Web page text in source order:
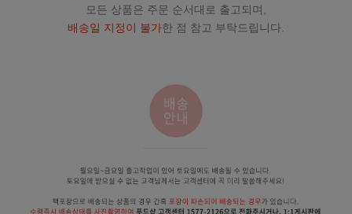
모든 상품은 주문 순서대로 출고되며,
배송일 지정이 불가한 점 참고 부탁드립니다.